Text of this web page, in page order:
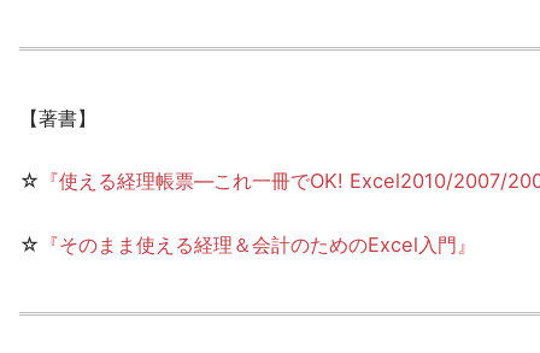
【著書】
☆ 『使える経理帳票―これ一冊でOK! Excel2010/2007/
☆ 『そのまま使える経理＆会計のためのExcel入門』